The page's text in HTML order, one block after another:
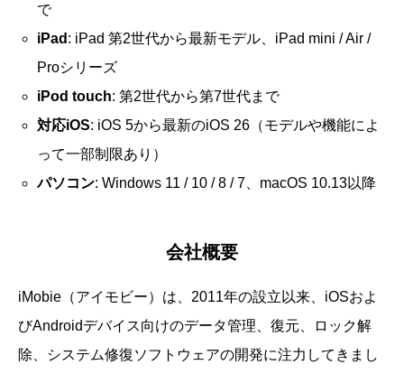
で
iPad : iPad 第2世代から最新モデル、iPad mini / Air /
Proシリーズ
iPod touch: 第2世代から第7世代まで
対応iOS: iOS 5から最新のiOS 26（モデルや機能によ
って一部制限あり）
パソコン: Windows 11 / 10 / 8 / 7、macOS 10.13以降
会社概要
iMobie（アイモビー）は、2011年の設立以来、iOSおよ
びAndroidデバイス向けのデータ管理、復元、ロック解
除、システム修復ソフトウェアの開発に注力してきまし